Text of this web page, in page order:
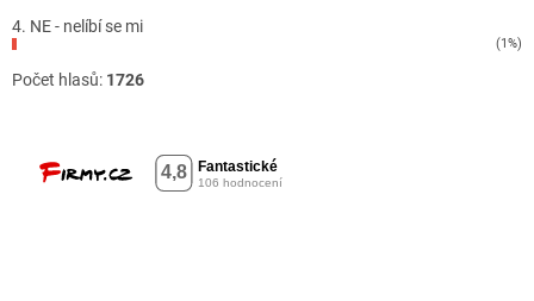
4. NE - nelíbí se mi
(1%)
Počet hlasů: 1726